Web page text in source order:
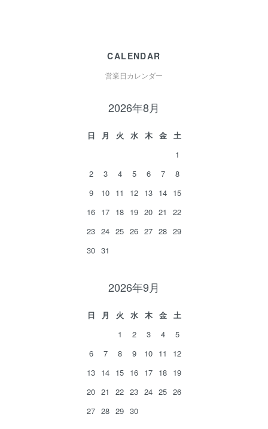
CALENDAR
営業日カレンダー
2026年8月
日 月 火 水 木 金
土
1
2
3 4 5 6 7
8
9
10 11 12 13 14 15
16 17 18 19 20 21
22
23 24 25 26 27 28 29
30 31
2026年9月
日 月 火 水 木 金
土
1
2 3 4
5
6
7 8 9 10 11
12
13 14 15 16 17 18 19
20 21 22 23 24 25 26
27 28 29 30